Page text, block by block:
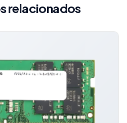
relacionados